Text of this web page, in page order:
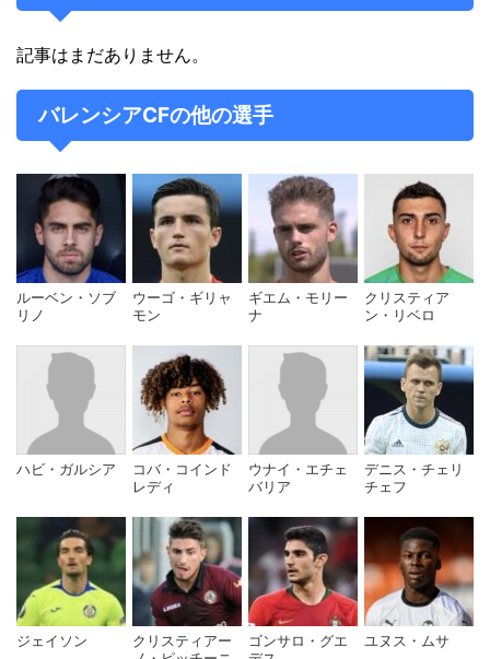
出場を遂げた。
2015年9月21日のチェルシーFC戦では、ジエゴ・コスタ
と口論となり、両者退場処分を受けるなど、プレミアリー
グに馴染むことは出来なかった。
2017年8月18日、バレンシアCFと2022年6月30日までの
5年契約を結び、慣れ親しんだリーガ・エスパニョーラ復
帰を果たした。
代表
2015年3月20日、負傷したダヴィド・ルイスに代わっ
て、ブラジル代表に初めて招集を受けた。ブラジル代表は
フランスそしてチリと対戦したが、パウリスタの出場機会
は無く、それ以降はブラジル代表への招集も無かった。
2020年12月9日、スペイン国籍を取得した。これによ
り、スペイン代表に出場できるようになった。
引用元：wikipedia
記事はまだありません。
バレンシアCFの他の選手
ルーベン・ソブ
リノ
ウーゴ・ギリャ
モン
ギエム・モリー
ナ
クリスティア
ン・リベロ
ハビ・ガルシア
コバ・コインド
レディ
ウナイ・エチェ
バリア
デニス・チェリ
チェフ
ジェイソン
クリスティアー
ゴンサロ・グエ
ユヌス・ムサ